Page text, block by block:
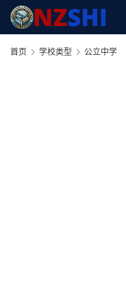
首页 学校类型 公立中学